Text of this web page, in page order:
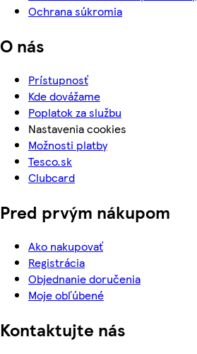
Ochrana súkromia
O nás
Prístupnosť
Kde dovážame
Poplatok za službu
Nastavenia cookies
Možnosti platby
Tesco.sk
Clubcard
Pred prvým nákupom
Ako nakupovať
Registrácia
Objednanie doručenia
Moje obľúbené
Kontaktujte nás